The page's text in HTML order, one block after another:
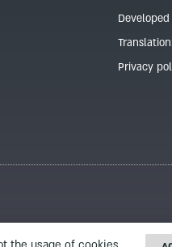
Privacy